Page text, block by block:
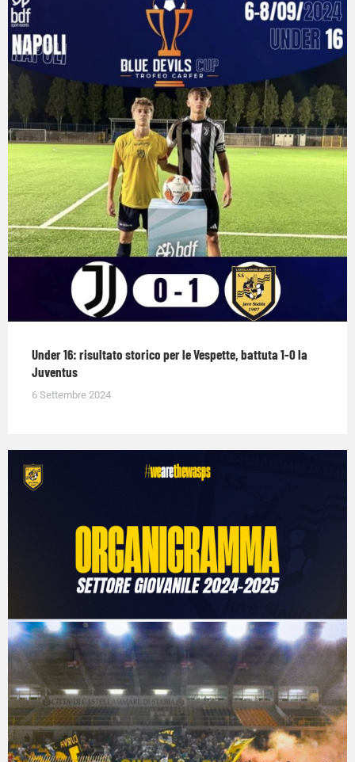
Under 16: risultato storico per le Vespette, battuta 1-0 la
Juventus
6 Settembre 2024